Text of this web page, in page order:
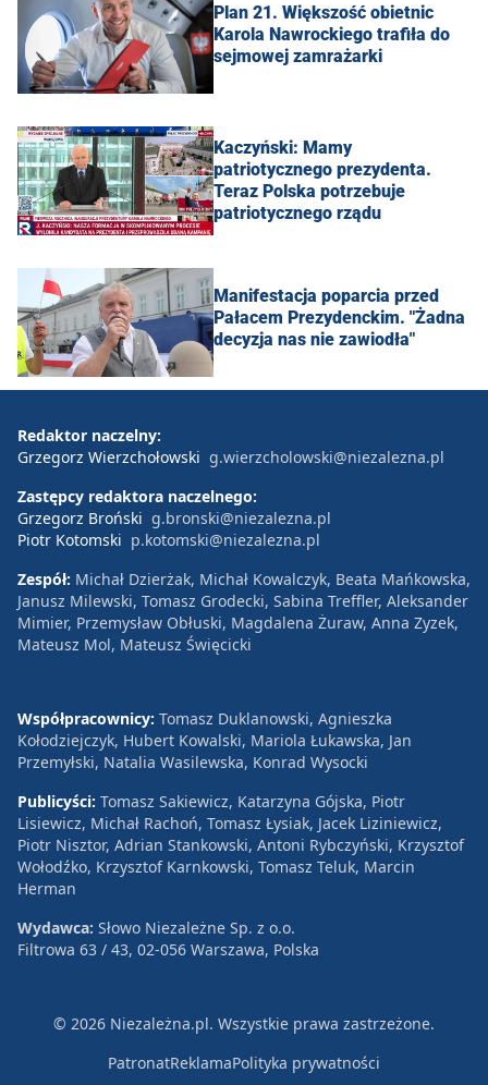
Plan 21. Większość obietnic
Karola Nawrockiego trafiła do
sejmowej zamrażarki
Kaczyński: Mamy
patriotycznego prezydenta.
Teraz Polska potrzebuje
patriotycznego rządu
Manifestacja poparcia przed
Pałacem Prezydenckim. "Żadna
decyzja nas nie zawiodła"
Redaktor naczelny:
Grzegorz Wierzchołowski g.wierzcholowski@niezalezna.pl
Zastępcy redaktora naczelnego:
Grzegorz Broński g.bronski@niezalezna.pl
Piotr Kotomski p.kotomski@niezalezna.pl
Zespół: Michał Dzierżak, Michał Kowalczyk, Beata Mańkowska,
Janusz Milewski, Tomasz Grodecki, Sabina Treffler, Aleksander
Mimier, Przemysław Obłuski, Magdalena Żuraw, Anna Zyzek,
Mateusz Mol, Mateusz Święcicki
Współpracownicy: Tomasz Duklanowski, Agnieszka
Kołodziejczyk, Hubert Kowalski, Mariola Łukawska, Jan
Przemyłski, Natalia Wasilewska, Konrad Wysocki
Publicyści: Tomasz Sakiewicz, Katarzyna Gójska, Piotr
Lisiewicz, Michał Rachoń, Tomasz Łysiak, Jacek Liziniewicz,
Piotr Nisztor, Adrian Stankowski, Antoni Rybczyński, Krzysztof
Wołodźko, Krzysztof Karnkowski, Tomasz Teluk, Marcin
Herman
Wydawca: Słowo Niezależne Sp. z o.o.
Filtrowa 63 / 43, 02-056 Warszawa, Polska
© 2026 Niezależna.pl. Wszystkie prawa zastrzeżone.
PatronatReklamaPolityka prywatności